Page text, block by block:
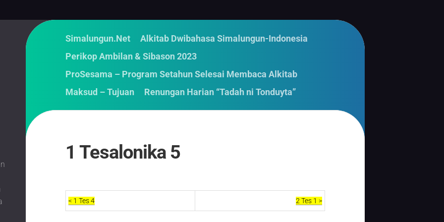
Simalungun.Net
Alkitab Dwibahasa Simalungun-Indonesia
Perikop Ambilan & Sibason 2023
ProSesama – Program Setahun Selesai Membaca Alkitab
Maksud – Tujuan
Renungan Harian “Tadah ni Tonduyta”
1 Tesalonika 5
< 1 Tes 4 2 Tes 1 >